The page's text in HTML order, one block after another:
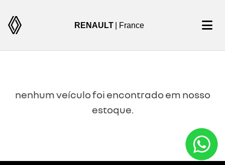
RENAULT | France
nenhum veículo foi encontrado em nosso
estoque.